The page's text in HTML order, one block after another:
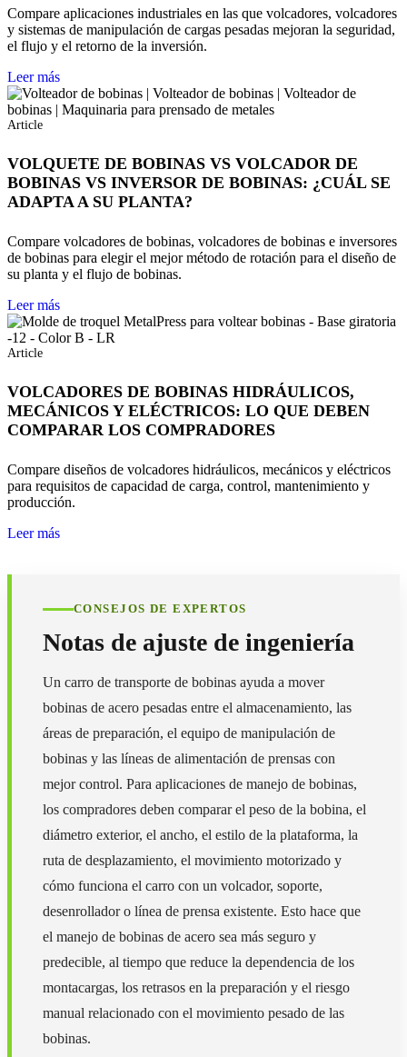
Compare aplicaciones industriales en las que volcadores, volcadores
y sistemas de manipulación de cargas pesadas mejoran la seguridad,
el flujo y el retorno de la inversión.
Leer más
Article
VOLQUETE DE BOBINAS VS VOLCADOR DE
BOBINAS VS INVERSOR DE BOBINAS: ¿CUÁL SE
ADAPTA A SU PLANTA?
Compare volcadores de bobinas, volcadores de bobinas e inversores
de bobinas para elegir el mejor método de rotación para el diseño de
su planta y el flujo de bobinas.
Leer más
Article
VOLCADORES DE BOBINAS HIDRÁULICOS,
MECÁNICOS Y ELÉCTRICOS: LO QUE DEBEN
COMPARAR LOS COMPRADORES
Compare diseños de volcadores hidráulicos, mecánicos y eléctricos
para requisitos de capacidad de carga, control, mantenimiento y
producción.
Leer más
CONSEJOS DE EXPERTOS
Notas de ajuste de ingeniería
Un carro de transporte de bobinas ayuda a mover
bobinas de acero pesadas entre el almacenamiento, las
áreas de preparación, el equipo de manipulación de
bobinas y las líneas de alimentación de prensas con
mejor control. Para aplicaciones de manejo de bobinas,
los compradores deben comparar el peso de la bobina, el
diámetro exterior, el ancho, el estilo de la plataforma, la
ruta de desplazamiento, el movimiento motorizado y
cómo funciona el carro con un volcador, soporte,
desenrollador o línea de prensa existente. Esto hace que
el manejo de bobinas de acero sea más seguro y
predecible, al tiempo que reduce la dependencia de los
montacargas, los retrasos en la preparación y el riesgo
manual relacionado con el movimiento pesado de las
bobinas.